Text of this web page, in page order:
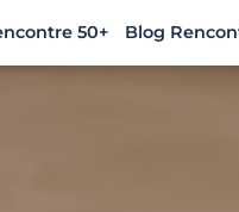
de 50 ans
50+ Blog